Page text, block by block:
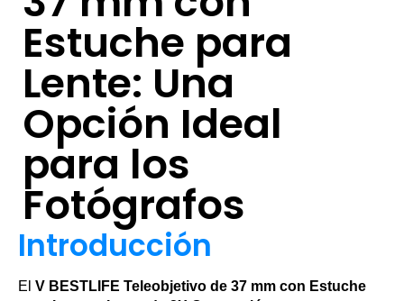
Estuche para
Lente: Una
Opción Ideal
para los
Fotógrafos
Introducción
El V BESTLIFE Teleobjetivo de 37 mm con Estuche